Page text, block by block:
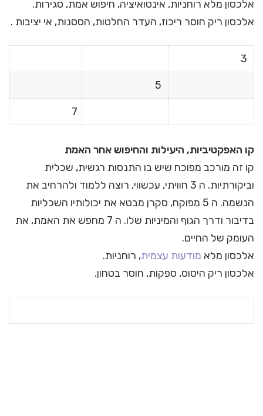
אלכסון מלא רוחניות, אינטואיציה, חיפוש אמת, סגירות.
אלכסון ריק חוסר ריכוז, העדר החלטות, הססנות, אי יציבות .
7
קו האפקטיביות, היעילות והחיפוש אחר האמת
קו זה מורכב מפוכח שיש בו התנסות רגשית, שכלית
וביקורתיות. ה 3 חוויתי, עכשווי, רוצה ללמוד ולהרחיב את
הנשמה. ה 5 מפוקח, סקרן מבטא את יכולותיו השכליות
בדיבור ודרך הגוף והמיניות שלו. ה 7 מחפש את האמת, את
העומק של החיים.
אלכסון מלא מודעות עצמית, רוחניות.
אלכסון ריק היסוס, ספקות, חוסר בטחון.